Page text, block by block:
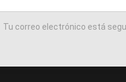
Tu correo electrónico está